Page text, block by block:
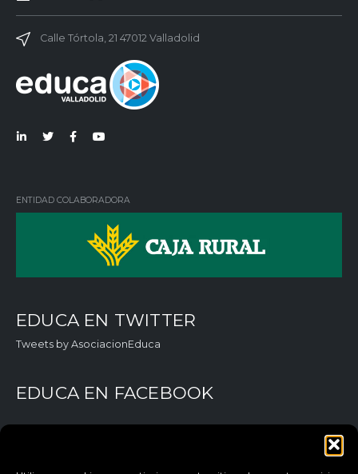
Calle Tórtola, 21 47012 Valladolid
ENTIDAD COLABORADORA
EDUCA EN TWITTER
Tweets by AsociacionEduca
EDUCA EN FACEBOOK